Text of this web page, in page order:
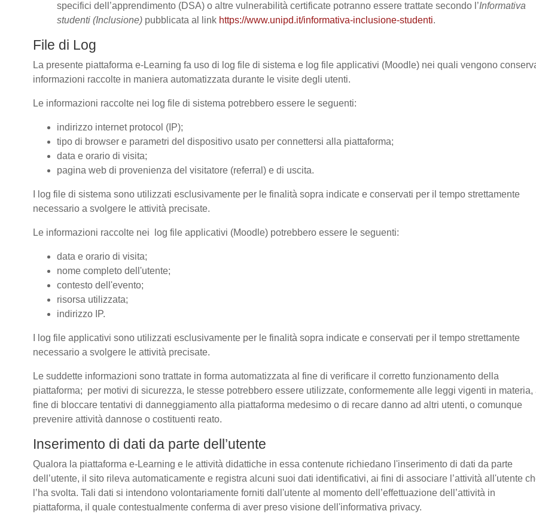
specifici dell’apprendimento (DSA) o altre vulnerabilità certificate potranno essere trattate secondo l’Informativa
studenti (Inclusione) pubblicata al link https://www.unipd.it/informativa-inclusione-studenti.
File di Log
La presente piattaforma e-Learning fa uso di log file di sistema e log file applicativi (Moodle) nei quali vengono
informazioni raccolte in maniera automatizzata durante le visite degli utenti.
Le informazioni raccolte nei log file di sistema potrebbero essere le seguenti:
indirizzo internet protocol (IP);
tipo di browser e parametri del dispositivo usato per connettersi alla piattaforma;
data e orario di visita;
pagina web di provenienza del visitatore (referral) e di uscita.
I log file di sistema sono utilizzati esclusivamente per le finalità sopra indicate e conservati per il tempo strettamente
necessario a svolgere le attività precisate.
Le informazioni raccolte nei log file applicativi (Moodle) potrebbero essere le seguenti:
data e orario di visita;
nome completo dell'utente;
contesto dell'evento;
risorsa utilizzata;
indirizzo IP.
I log file applicativi sono utilizzati esclusivamente per le finalità sopra indicate e conservati per il tempo strettamente
necessario a svolgere le attività precisate.
Le suddette informazioni sono trattate in forma automatizzata al fine di verificare il corretto funzionamento della
piattaforma; per motivi di sicurezza, le stesse potrebbero essere utilizzate, conformemente alle leggi vigenti in materia,
fine di bloccare tentativi di danneggiamento alla piattaforma medesimo o di recare danno ad altri utenti, o comunque
prevenire attività dannose o costituenti reato.
Inserimento di dati da parte dell’utente
Qualora la piattaforma e-Learning e le attività didattiche in essa contenute richiedano l'inserimento di dati da parte
dell’utente, il sito rileva automaticamente e registra alcuni suoi dati identificativi, ai fini di associare l’attività all'utente
l’ha svolta. Tali dati si intendono volontariamente forniti dall'utente al momento dell’effettuazione dell’attività in
piattaforma, il quale contestualmente conferma di aver preso visione dell'informativa privacy.